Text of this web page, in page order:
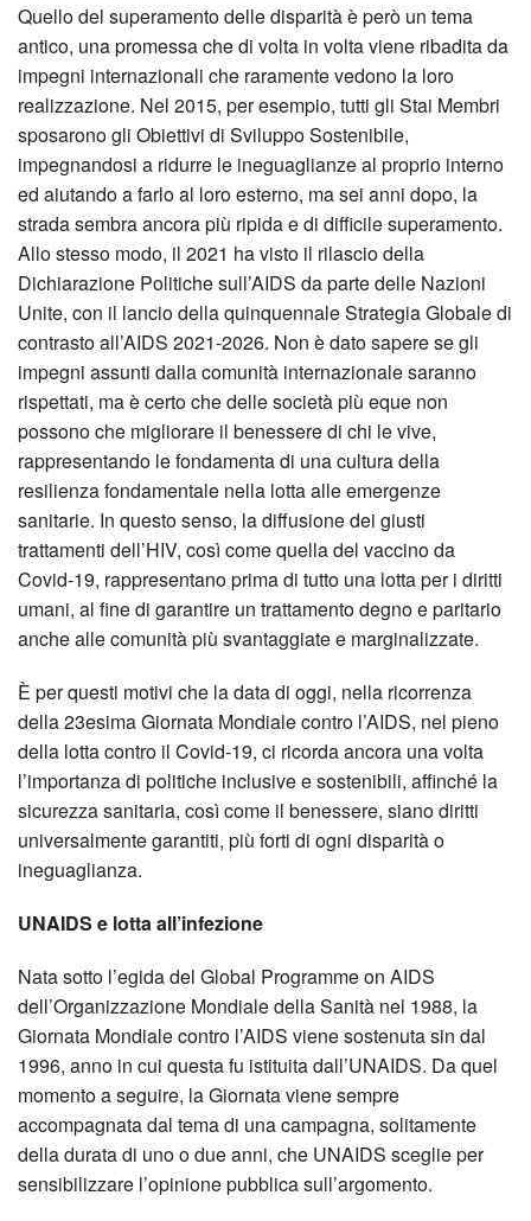
Quello del superamento delle disparità è però un tema
antico, una promessa che di volta in volta viene ribadita da
impegni internazionali che raramente vedono la loro
realizzazione. Nel 2015, per esempio, tutti gli Stai Membri
sposarono gli Obiettivi di Sviluppo Sostenibile,
impegnandosi a ridurre le ineguaglianze al proprio interno
ed aiutando a farlo al loro esterno, ma sei anni dopo, la
strada sembra ancora più ripida e di difficile superamento.
Allo stesso modo, il 2021 ha visto il rilascio della
Dichiarazione Politiche sull’AIDS da parte delle Nazioni
Unite, con il lancio della quinquennale Strategia Globale di
contrasto all’AIDS 2021-2026. Non è dato sapere se gli
impegni assunti dalla comunità internazionale saranno
rispettati, ma è certo che delle società più eque non
possono che migliorare il benessere di chi le vive,
rappresentando le fondamenta di una cultura della
resilienza fondamentale nella lotta alle emergenze
sanitarie. In questo senso, la diffusione dei giusti
trattamenti dell’HIV, così come quella del vaccino da
Covid-19, rappresentano prima di tutto una lotta per i diritti
umani, al fine di garantire un trattamento degno e paritario
anche alle comunità più svantaggiate e marginalizzate.
È per questi motivi che la data di oggi, nella ricorrenza
della 23esima Giornata Mondiale contro l’AIDS, nel pieno
della lotta contro il Covid-19, ci ricorda ancora una volta
l’importanza di politiche inclusive e sostenibili, affinché la
sicurezza sanitaria, così come il benessere, siano diritti
universalmente garantiti, più forti di ogni disparità o
ineguaglianza.
UNAIDS e lotta all’infezione
Nata sotto l’egida del Global Programme on AIDS
dell’Organizzazione Mondiale della Sanità nel 1988, la
Giornata Mondiale contro l’AIDS viene sostenuta sin dal
1996, anno in cui questa fu istituita dall’UNAIDS. Da quel
momento a seguire, la Giornata viene sempre
accompagnata dal tema di una campagna, solitamente
della durata di uno o due anni, che UNAIDS sceglie per
sensibilizzare l’opinione pubblica sull’argomento.